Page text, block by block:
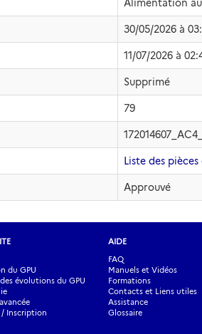
Alimentation
30/05/2026 à
11/07/2026 à
Supprimé
79
Liste des
Approuvé
du GPU
évolutions du GPU
Inscription
AIDE
FAQ
Manuels et Vidéos
Formations
Contacts et Liens utiles
Assistance
Glossaire